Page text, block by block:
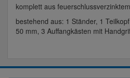
komplett aus
bestehend aus: 1 Ständer, 1
50 mm, 3 Auffangkästen mit